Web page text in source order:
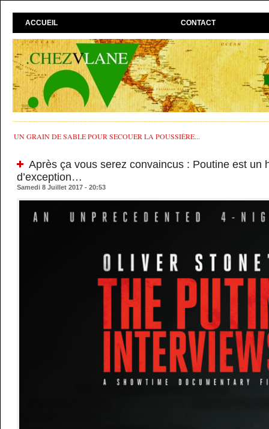
ACCUEIL CONTACT
UN GRAIN DE SABLE POUR SECOUER LA POUSSIÈRE...
Après ça vous serez convaincus : Poutine est un
d’exception…
Samedi 8 Juillet 2017 - 20:53